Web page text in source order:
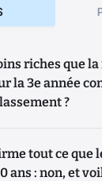
riches que
la 3e année
?
tout ce que
ans : non, et